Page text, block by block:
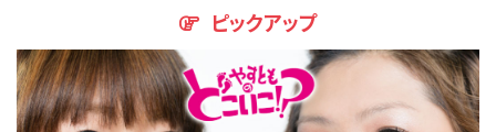
ピックアップ